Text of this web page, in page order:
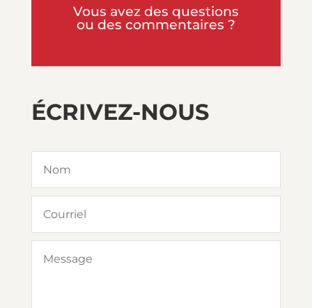
Vous avez des questions
ou des commentaires ?
ÉCRIVEZ-NOUS